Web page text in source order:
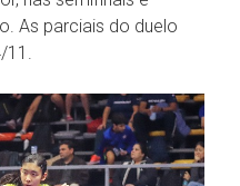
As parciais do duelo